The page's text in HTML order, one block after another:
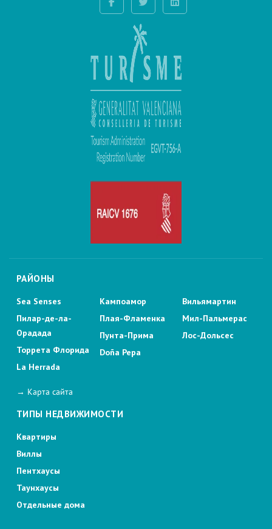
РАЙОНЫ
Sea Senses
Пилар-де-ла-
Орадада
Торрета Флорида
La Herrada
Кампоамор
Плая-Фламенка
Пунта-Прима
Doña Pepa
Вильямартин
Мил-Пальмерас
Лос-Дольсес
→ Карта сайта
ТИПЫ НЕДВИЖИМОСТИ
Квартиры
Виллы
Пентхаусы
Таунхаусы
Отдельные дома